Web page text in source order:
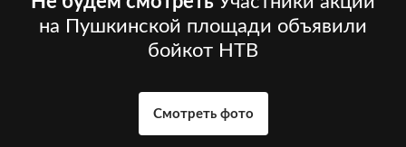
на Пушкинской площади объявили
бойкот НТВ
Смотреть фото